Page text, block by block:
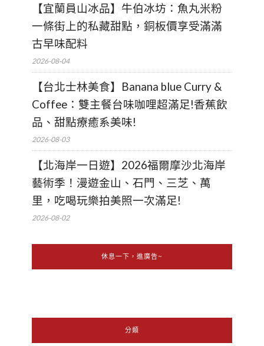
【宜蘭員山冰品】牛伯冰坊：魚丸米粉
一條街上的私藏甜點，銅板價享受滿滿
古早味配料
2026-08-04
【台北士林美食】Banana blue Curry &
Coffee：雙主餐台味咖哩超滿足!香蕉飲
品、甜點療癒系美味!
2026-08-03
【北海岸一日遊】2026福爾摩沙北海岸
藝術季！漫遊金山、石門、三芝、萬
里，吃喝玩樂拍美照一次滿足!
2026-08-02
休息一下，進廣告~
分類